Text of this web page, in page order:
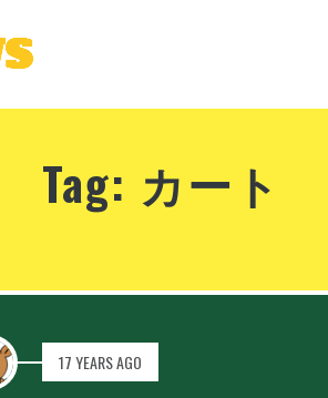
Tag: カート
17 YEARS AGO